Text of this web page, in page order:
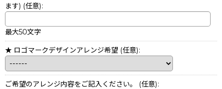
ます) (任意):
最大50文字
★ ロゴマークデザインアレンジ希望 (任意):
ご希望のアレンジ内容をご記入ください。 (任意):